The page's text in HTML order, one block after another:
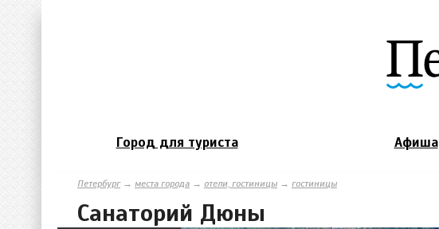
Город для туриста Афиша
Петербург→ места города → отели, гостиницы → гостиницы
Санаторий Дюны